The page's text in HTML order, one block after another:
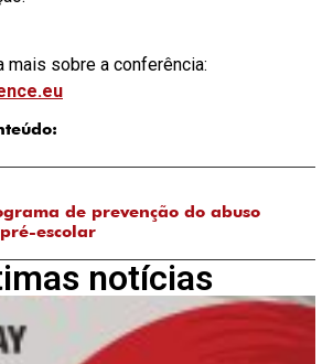
mais sobre a conferência:
de prevenção do abuso
escolar
notícias